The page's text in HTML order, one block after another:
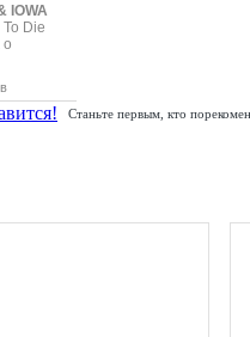
IOWA
Die
о
Станьте первым, кто